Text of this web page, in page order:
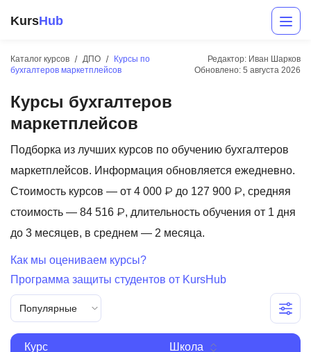
KursHub
Каталог курсов ДПО
Курсы по
бухгалтеров маркетплейсов
Редактор: Иван Шарков
Обновлено: 5 августа 2026
Курсы бухгалтеров
маркетплейсов
Подборка из лучших курсов по обучению бухгалтеров
маркетплейсов. Информация обновляется ежедневно.
Стоимость курсов — от 4 000 ₽ до 127 900 ₽, средняя
стоимость — 84 516 ₽, длительность обучения от 1 дня
до 3 месяцев, в среднем — 2 месяца.
Как мы оцениваем курсы?
Программа защиты студентов от KursHub
Популярные
Курс Школа
Разработка
Маркетинг
Аналитика
Менеджмент